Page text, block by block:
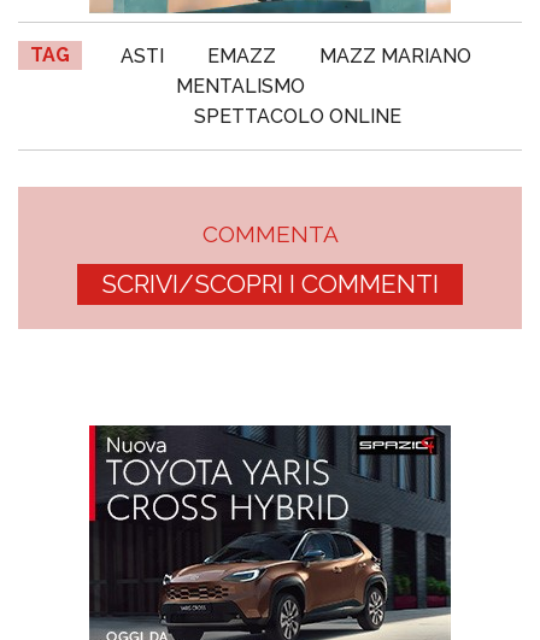
TAG ASTI EMAZZ
MAZZ MARIANO
MENTALISMO
SPETTACOLO ONLINE
COMMENTA
SCRIVI/SCOPRI I COMMENTI